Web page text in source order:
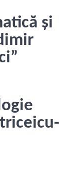
și